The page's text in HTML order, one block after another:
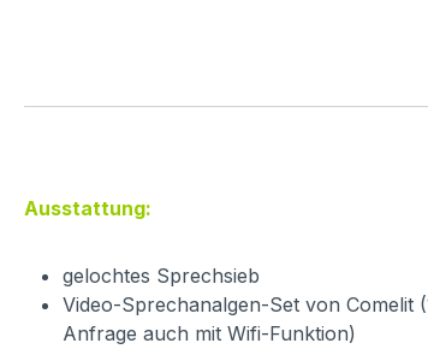
Ausstattung:
gelochtes Sprechsieb
Video-Sprechanalgen-Set von Comelit
Anfrage auch mit Wifi-Funktion)